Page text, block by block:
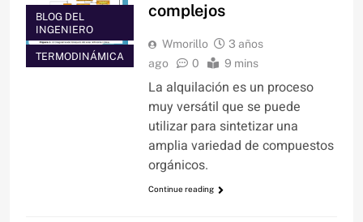
BLOG DEL
INGENIERO
TERMODINÁMICA
complejos
Wmorillo
3 años
ago
0 9 mins
La alquilación es un proceso
muy versátil que se puede
utilizar para sintetizar una
amplia variedad de compuestos
orgánicos.
Continue reading